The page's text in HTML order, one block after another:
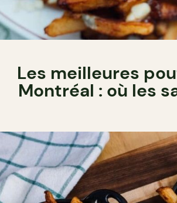
Les meilleures
Montréal : où les